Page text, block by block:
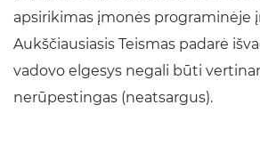
apsirikimas įmonės programinėje
Aukščiausiasis Teismas padarė
vadovo elgesys negali būti
nerūpestingas (neatsargus).